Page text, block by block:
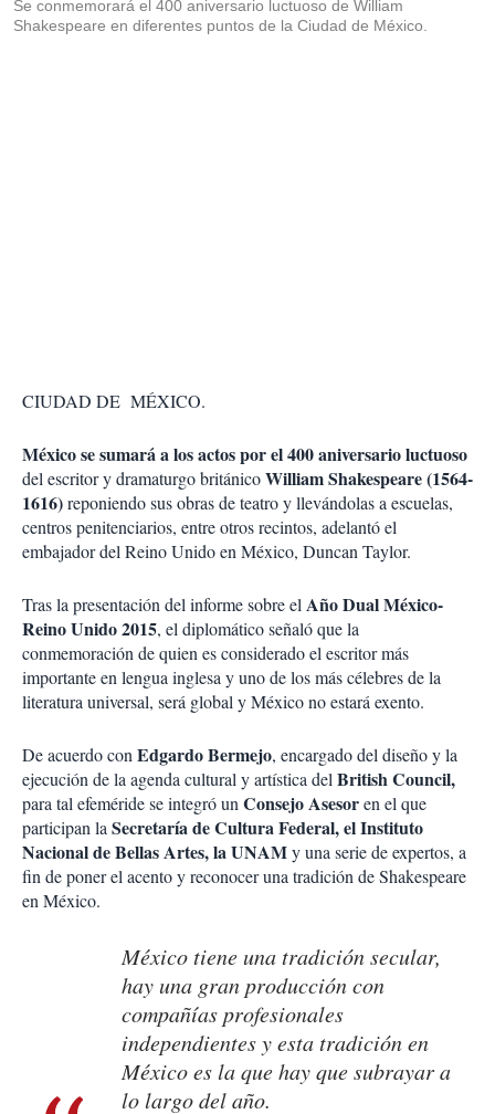
Se conmemorará el 400 aniversario luctuoso de William
Shakespeare en diferentes puntos de la Ciudad de México.
CIUDAD DE MÉXICO.
México se sumará a los actos por el 400 aniversario luctuoso
del escritor y dramaturgo británicoWilliam Shakespeare (1564-
1616)reponiendosus obras de teatro y llevándolas a escuelas,
centros penitenciarios, entre otros recintos, adelantó el
embajador del Reino Unido en México, Duncan Taylor.
Tras la presentación del informe sobre elAño Dual México-
Reino Unido 2015, el diplomático señaló que la
conmemoración de quien es considerado el escritor más
importante en lengua inglesa y uno de los más célebres de la
literatura universal, será global y México no estará exento.
De acuerdo conEdgardo Bermejo, encargado del diseño y la
ejecución de la agenda cultural y artística delBritish Council,
para tal efeméride se integró unConsejo Asesoren el que
participan laSecretaría de Cultura Federal, el Instituto
Nacional de Bellas Artes, la UNAMy una serie de expertos, a
fin de poner el acento y reconocer una tradición de Shakespeare
en México.
México tiene una tradición secular,
hay una gran producción con
compañías profesionales
independientes y esta tradición en
México es la que hay que subrayar a
lo largo del año.